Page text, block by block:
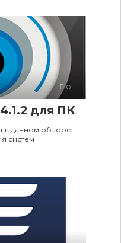
0
для ПК
в данном обзоре,
систем